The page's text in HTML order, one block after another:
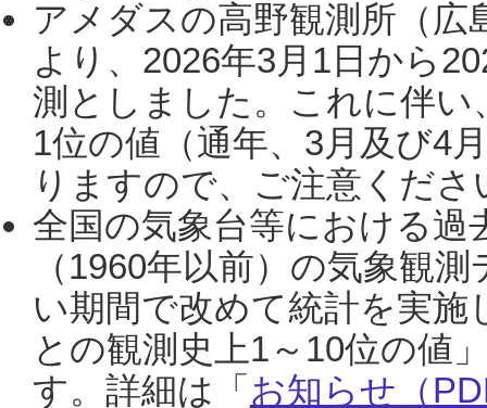
アメダスの高野観測所（
より、2026年3月1日から
測としました。これに伴い
1位の値（通年、3月及び4
りますので、ご注意くだ
全国の気象台等における過
（1960年以前）の気象観
い期間で改めて統計を実
との観測史上1～10位の値
す。詳細は「 お知らせ（